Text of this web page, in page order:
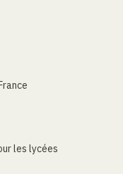
les lycées